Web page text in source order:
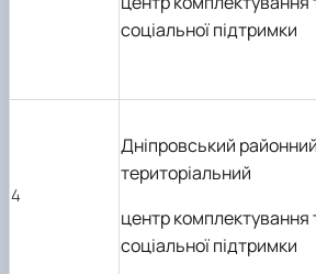
соціальної підтримки
4
Дніпровський районний
територіальний
центр комплектування
соціальної підтримки